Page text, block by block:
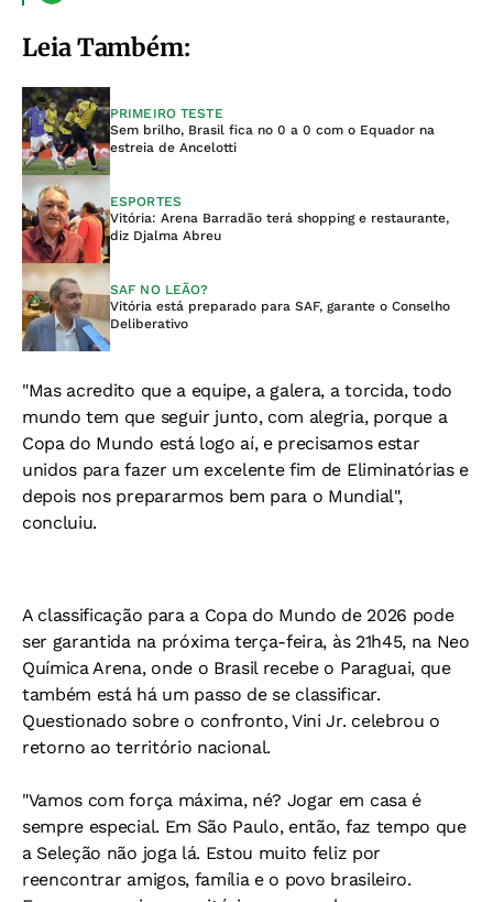
Leia Também:
PRIMEIRO TESTE
Sem brilho, Brasil fica no 0 a 0 com o Equador na
estreia de Ancelotti
ESPORTES
Vitória: Arena Barradão terá shopping e restaurante,
diz Djalma Abreu
SAF NO LEÃO?
Vitória está preparado para SAF, garante o Conselho
Deliberativo
"Mas acredito que a equipe, a galera, a torcida, todo
mundo tem que seguir junto, com alegria, porque a
Copa do Mundo está logo aí, e precisamos estar
unidos para fazer um excelente fim de Eliminatórias e
depois nos prepararmos bem para o Mundial",
concluiu.
A classificação para a Copa do Mundo de 2026 pode
ser garantida na próxima terça-feira, às 21h45, na Neo
Química Arena, onde o Brasil recebe o Paraguai, que
também está há um passo de se classificar.
Questionado sobre o confronto, Vini Jr. celebrou o
retorno ao território nacional.
"Vamos com força máxima, né? Jogar em casa é
sempre especial. Em São Paulo, então, faz tempo que
a Seleção não joga lá. Estou muito feliz por
reencontrar amigos, família e o povo brasileiro.